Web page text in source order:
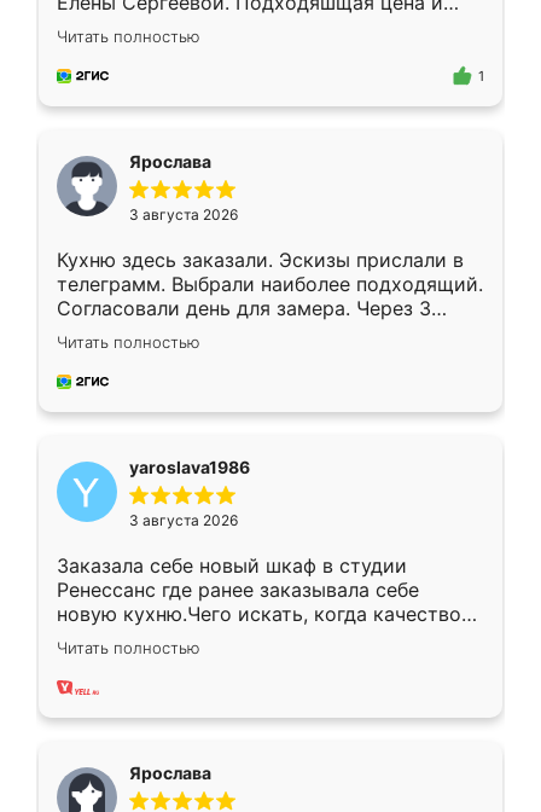
короткие сроки изготовления. Приехавший
для замера сотрудник Владислав
предложил по моему эскизу самый
Читать полностью
1
Ярослава
3 августа 2026
Кухню здесь заказали. Эскизы прислали в
телеграмм. Выбрали наиболее подходящий.
Согласовали день для замера. Через 3
недели кухня была уже готова. Остались
довольны работой. Спасибо Ренессанс
мебель за качественную работу!
Читать полностью
yaroslava1986
3 августа 2026
Заказала себе новый шкаф в студии
Ренессанс где ранее заказывала себе
новую кухню.Чего искать, когда качеством
вполне довольна. Служит кухня уже почти
два года, нареканий нет.
Читать полностью
Ярослава